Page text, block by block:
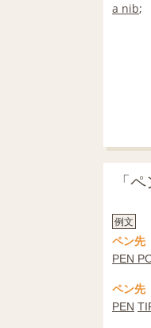
a nib;
「
例文
ペン先
PEN
ペン先
PEN